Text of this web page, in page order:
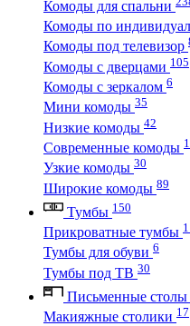
Комоды для спальни
Комоды по
Комоды под телевизор
Комоды с дверцами 105
Комоды с зеркалом 6
Мини комоды 35
Низкие комоды 42
Современные комоды
Узкие комоды 30
Широкие комоды 89
Тумбы 150
Прикроватные тумбы
Тумбы для обуви 6
Тумбы под ТВ 30
Письменные столы
Макияжные столики 17